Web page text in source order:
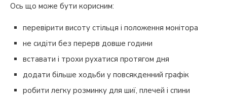
Ось що може бути корисним:
перевірити висоту стільця і положення монітора
не сидіти без перерв довше години
вставати і трохи рухатися протягом дня
додати більше ходьби у повсякденний графік
робити легку розминку для шиї, плечей і спини